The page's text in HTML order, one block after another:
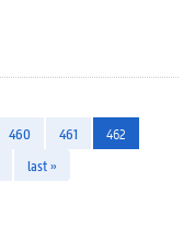
460 461
462
last »